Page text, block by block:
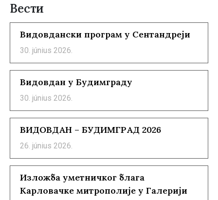
Вести
Видовдански програм у Сентандреји
30. június 2026.
Видовдан у Будимграду
30. június 2026.
ВИДОВДАН – БУДИМГРАД 2026
26. június 2026.
Изложба уметничког блага
Карловачке митрополије у Галерији